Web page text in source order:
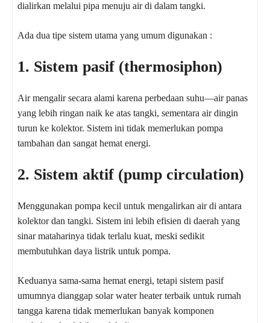
dialirkan melalui pipa menuju air di dalam tangki.
Ada dua tipe sistem utama yang umum digunakan :
1. Sistem pasif (thermosiphon)
Air mengalir secara alami karena perbedaan suhu—air panas
yang lebih ringan naik ke atas tangki, sementara air dingin
turun ke kolektor. Sistem ini tidak memerlukan pompa
tambahan dan sangat hemat energi.
2. Sistem aktif (pump circulation)
Menggunakan pompa kecil untuk mengalirkan air di antara
kolektor dan tangki. Sistem ini lebih efisien di daerah yang
sinar mataharinya tidak terlalu kuat, meski sedikit
membutuhkan daya listrik untuk pompa.
Keduanya sama-sama hemat energi, tetapi sistem pasif
umumnya dianggap solar water heater terbaik untuk rumah
tangga karena tidak memerlukan banyak komponen